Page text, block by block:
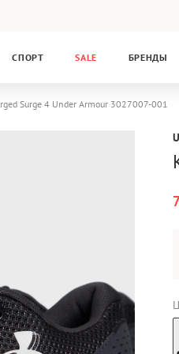
СПОРТ SALE БРЕНДЫ
Surge 4 Under Armour 3027007-001